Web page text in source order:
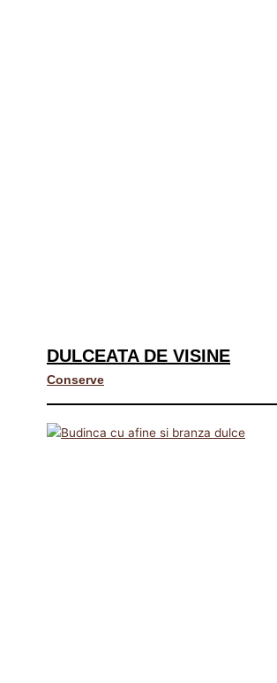
DULCEATA DE VISINE
Conserve